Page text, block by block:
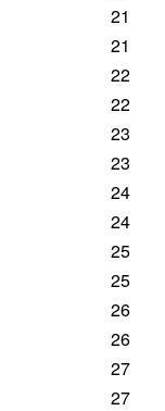
21
21
22
22
23
23
24
24
25
25
26
26
27
27